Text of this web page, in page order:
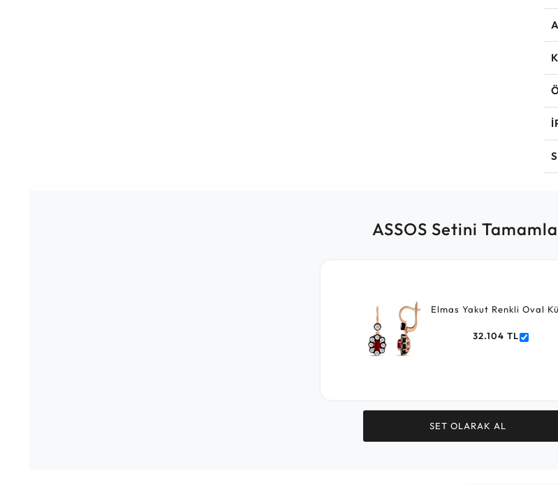
ASSOS Setini
Elmas Yakut Renkli Oval
32.104 TL
SET OLARAK AL